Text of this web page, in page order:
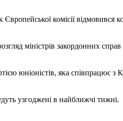
комісії
міністрів закордонних
юніоністів, яка співпрацює з
узгоджені в найближчі тижні.